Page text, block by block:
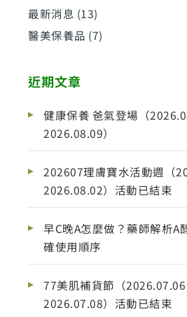
最新消息 (13)
醫美保養品 (7)
近期文章
健康保養 爸氣登場（
2026.08.09）
202607理膚寶水活動週（
2026.08.02）活動已結束
早C晚A怎麼做？藥師解析A
確使用順序
77美肌補貨節（2026.07.06
2026.07.08）活動已結束